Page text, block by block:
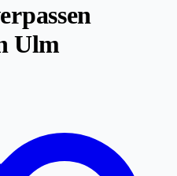
Ulm